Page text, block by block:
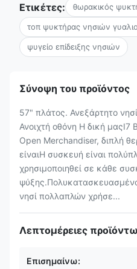
Ετικέτες: θωρακικός
τοπ ψυκτήρας νησιών
ψυγείο επίδειξης νησιών
Σύνοψη του προϊόντος
57" πλάτος. Ανεξάρτητο
Ανοιχτή οθόνη Η δική
Open Merchandiser, διπλή
είναιΗ συσκευή είναι
χρησιμοποιηθεί σε κάθε
νησί πολλαπλών χρήσε...
Λεπτομέρειες
Επισημαίνω: